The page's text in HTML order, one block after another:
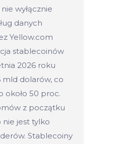
wyłącznie
danych
Yellow.com
stablecoinów
2026 roku
mld dolarów, co
około 50 proc.
z początku
nie jest tylko
Stablecoiny